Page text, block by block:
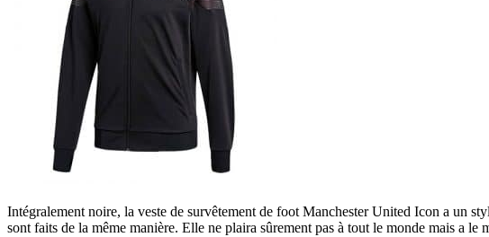
Intégralement noire, la veste de survêtement de foot Manchester United Icon a un
sont faits de la même manière. Elle ne plaira sûrement pas à tout le monde mais a le